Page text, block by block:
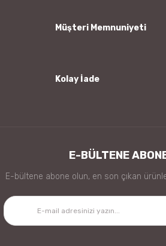
Müşteri Memnuniyeti
Kolay İade
E-BÜLTENE
E-bültene abone olun, en son çıkan